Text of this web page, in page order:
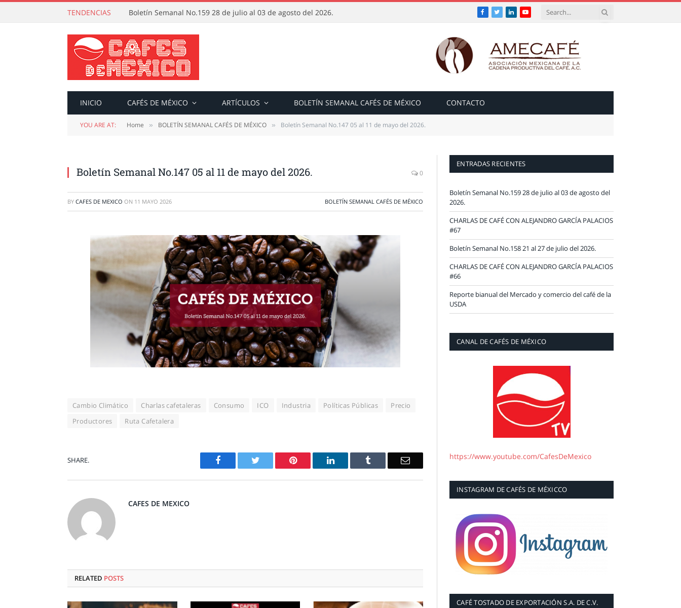
TENDENCIAS Boletín Semanal No.159 28 de julio al 03 de agosto del 2026. Facebook
TwitterLinkedInYouTube
INICIO CAFÉS DE MÉXICO ARTÍCULOS BOLETÍN SEMANAL CAFÉS DE MÉXICO CONTACTO
YOU ARE AT: Home » BOLETÍN SEMANAL CAFÉS DE MÉXICO » Boletín Semanal No.147 05 al 11 de mayo del 2026.
Boletín Semanal No.147 05 al 11 de mayo del 2026. 0
BY CAFES DE MEXICO ON 11 MAYO 2026 BOLETÍN SEMANAL CAFÉS DE MÉXICO
Cambio Climático Charlas cafetaleras Consumo ICO Industria Políticas Públicas
Precio
Productores
Ruta Cafetalera
SHARE. Facebook Twitter Pinterest LinkedIn Tumblr Email
CAFES DE MEXICO
RELATED POSTS
ENTRADAS RECIENTES
Boletín Semanal No.159 28 de julio al 03 de agosto del
2026.
CHARLAS DE CAFÉ CON ALEJANDRO GARCÍA PALACIOS
#67
Boletín Semanal No.158 21 al 27 de julio del 2026.
CHARLAS DE CAFÉ CON ALEJANDRO GARCÍA PALACIOS
#66
Reporte bianual del Mercado y comercio del café de la
USDA
CANAL DE CAFÉS DE MÉXICO
https://www.youtube.com/CafesDeMexico
INSTAGRAM DE CAFÉS DE MÉXICCO
CAFÉ TOSTADO DE EXPORTACIÓN S.A. DE C.V.